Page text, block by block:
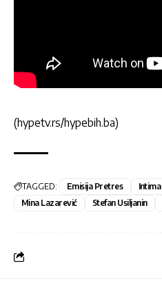
(hypetv.rs/hypebih.ba)
TAGGED: Emisija Pretres Intima
Mina Lazarević
Stefan Usiljanin